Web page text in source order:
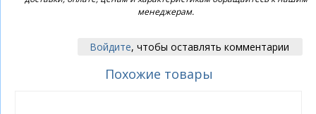
менеджерам.
Войдите, чтобы оставлять комментарии
Похожие товары